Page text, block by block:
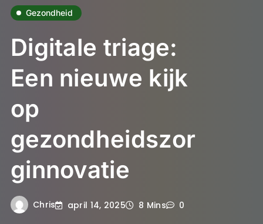
Gezondheid
Digitale triage:
Een nieuwe kijk
op
gezondheidszor
ginnovatie
Chris april 14, 2025 8 Mins 0